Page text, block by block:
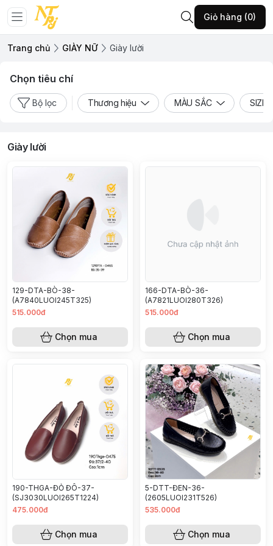
Giỏ hàng (0)
Trang chủ GIÀY NỮ Giày lười
Chọn tiêu chí
Bộ lọc Thương hiệu MÀU SẮC SIZE
Giày lười
129-DTA-BÒ-38-
(A7840LUOI245T325)
515.000đ
Chọn mua
166-DTA-BÒ-36-
(A7821LUOI280T326)
515.000đ
Chọn mua
190-THGA-ĐỎ ĐÔ-37-
(SJ3030LUOI265T1224)
475.000đ
Chọn mua
5-DTT-ĐEN-36-
(2605LUOI231T526)
535.000đ
Chọn mua